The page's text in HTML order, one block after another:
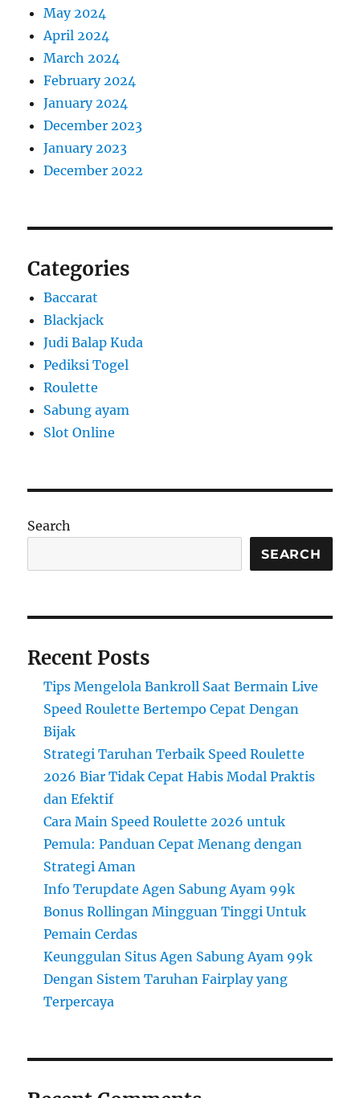
May 2024
April 2024
March 2024
February 2024
January 2024
December 2023
January 2023
December 2022
Categories
Baccarat
Blackjack
Judi Balap Kuda
Pediksi Togel
Roulette
Sabung ayam
Slot Online
Search
SEARCH
Recent Posts
Tips Mengelola Bankroll Saat Bermain Live
Speed Roulette Bertempo Cepat Dengan
Bijak
Strategi Taruhan Terbaik Speed Roulette
2026 Biar Tidak Cepat Habis Modal Praktis
dan Efektif
Cara Main Speed Roulette 2026 untuk
Pemula: Panduan Cepat Menang dengan
Strategi Aman
Info Terupdate Agen Sabung Ayam 99k
Bonus Rollingan Mingguan Tinggi Untuk
Pemain Cerdas
Keunggulan Situs Agen Sabung Ayam 99k
Dengan Sistem Taruhan Fairplay yang
Terpercaya